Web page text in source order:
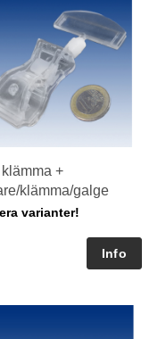
+
klämma/galge
varianter!